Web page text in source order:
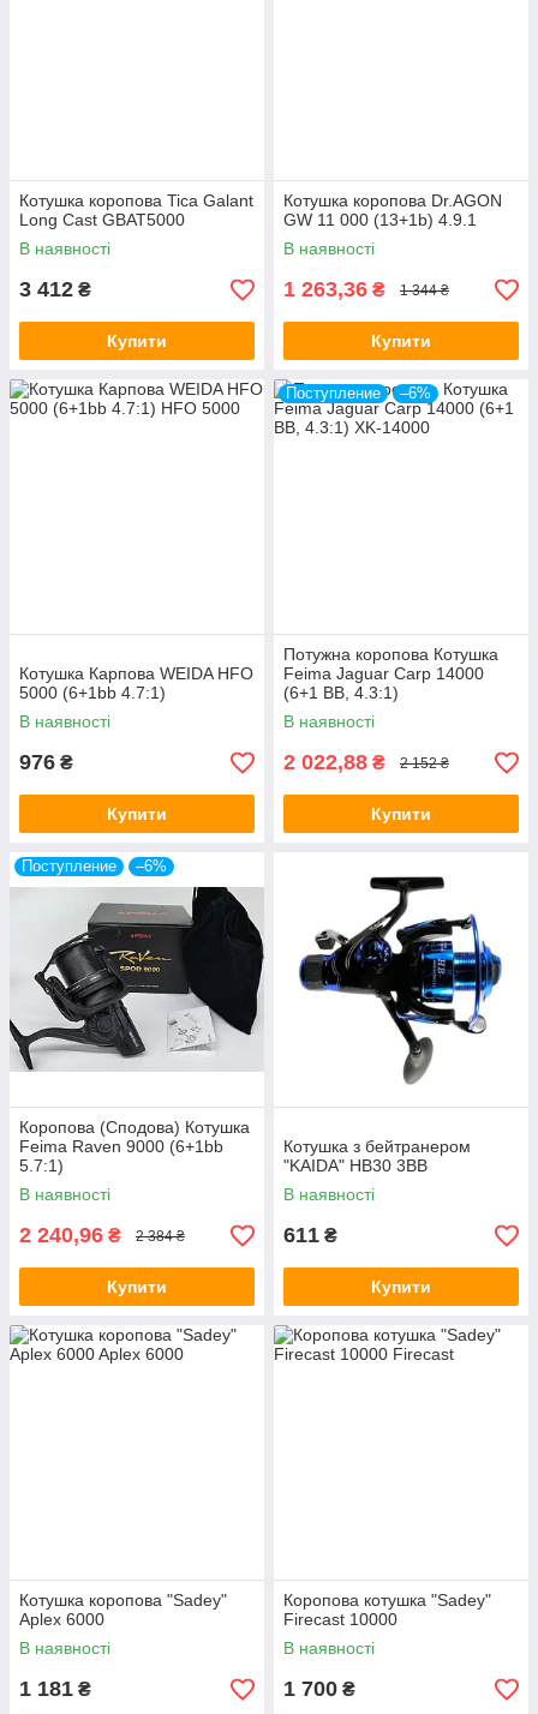
Котушка коpопова Tica Galant
Long Сast GBAT5000
В наявності
3 412 ₴
Купити
Котушка коропова Dr.AGON
GW 11 000 (13+1b) 4.9.1
В наявності
1 263,36 ₴ 1 344 ₴
Купити
Котушка Карпова WEIDA HFO
5000 (6+1bb 4.7:1)
В наявності
976 ₴
Купити
Поступление –6%
Потужна коропова Котушка
Feima Jaguar Carp 14000
(6+1 BB, 4.3:1)
В наявності
2 022,88 ₴ 2 152 ₴
Купити
Поступление –6%
Коропова (Сподова) Котушка
Feima Raven 9000 (6+1bb
5.7:1)
В наявності
2 240,96 ₴ 2 384 ₴
Купити
Котушка з бейтранером
"KAIDA" HB30 3ВВ
В наявності
611 ₴
Купити
Котушка коропова "Sadey"
Aplex 6000
В наявності
1 181 ₴
Коропова котушка "Sadey"
Firecast 10000
В наявності
1 700 ₴